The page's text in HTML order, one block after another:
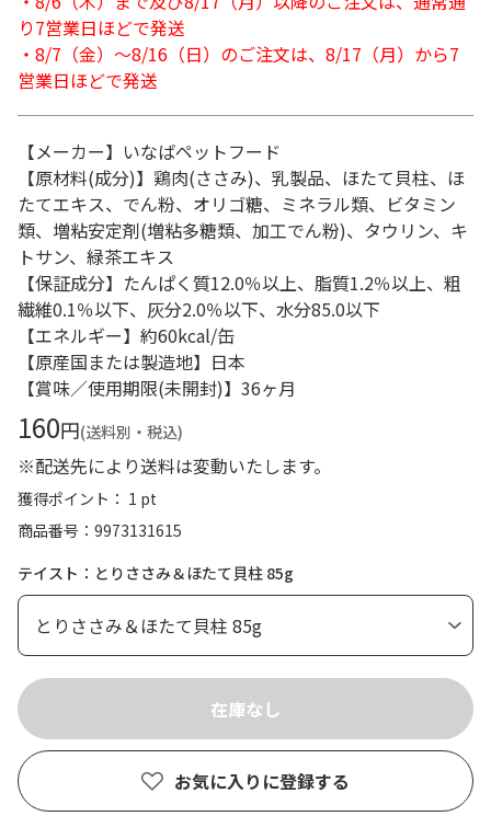
り7営業日ほどで発送
・8/7（金）～8/16（日）のご注文は、8/17（月）から7
営業日ほどで発送
【メーカー】いなばペットフード
【原材料(成分)】鶏肉(ささみ)、乳製品、ほたて貝柱、ほ
たてエキス、でん粉、オリゴ糖、ミネラル類、ビタミン
類、増粘安定剤(増粘多糖類、加工でん粉)、タウリン、キ
トサン、緑茶エキス
【保証成分】たんぱく質12.0％以上、脂質1.2％以上、粗
繊維0.1％以下、灰分2.0％以下、水分85.0以下
【エネルギー】約60kcal/缶
【原産国または製造地】日本
【賞味／使用期限(未開封)】36ヶ月
160円(送料別・税込)
※配送先により送料は変動いたします。
獲得ポイント： 1 pt
商品番号
9973131615
テイスト：とりささみ＆ほたて貝柱 85g
お気に入りに登録する